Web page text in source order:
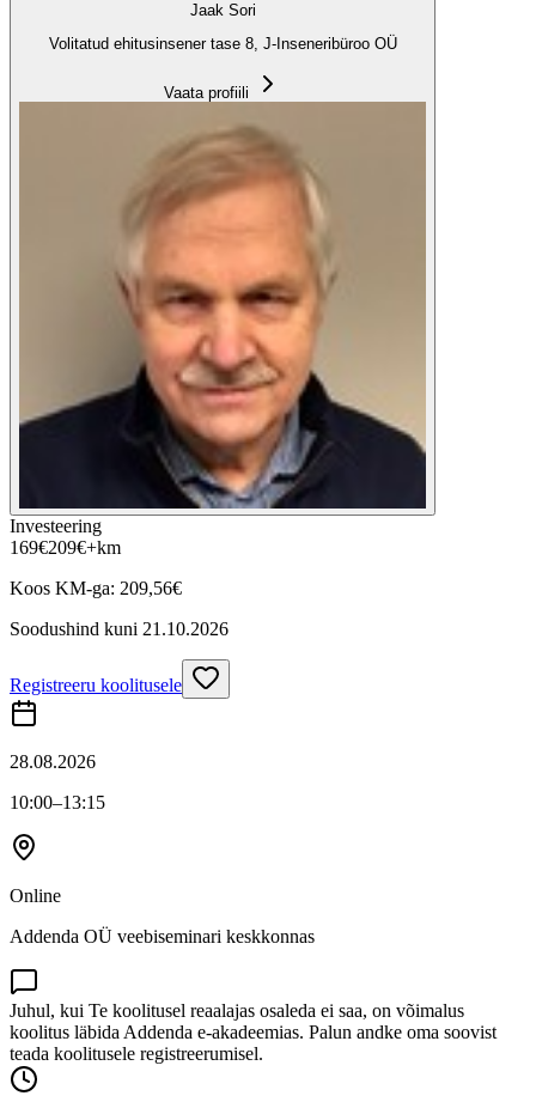
Jaak Sori
Volitatud ehitusinsener tase 8, J-Inseneribüroo OÜ
Vaata profiili
Investeering
169€209€+km
Koos KM-ga: 209,56€
Soodushind kuni 21.10.2026
Registreeru koolitusele
28.08.2026
10:00–13:15
Online
Addenda OÜ veebiseminari keskkonnas
Juhul, kui Te koolitusel reaalajas osaleda ei saa, on võimalus
koolitus läbida Addenda e-akadeemias. Palun andke oma soovist
teada koolitusele registreerumisel.